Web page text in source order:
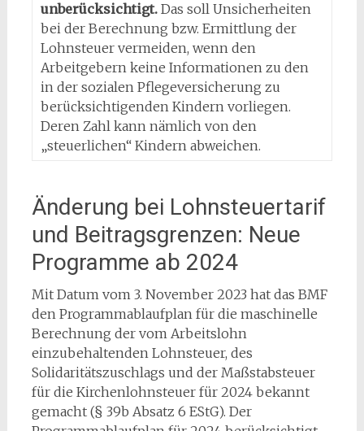
unberücksichtigt.Das soll Unsicherheiten
bei der Berechnung bzw. Ermittlung der
Lohnsteuer vermeiden, wenn den
Arbeitgebern keine Informationen zu den
in der sozialen Pflegeversicherung zu
berücksichtigenden Kindern vorliegen.
Deren Zahl kann nämlich von den
„steuerlichen“ Kindern abweichen.
Änderung bei Lohnsteuertarif
und Beitragsgrenzen: Neue
Programme ab 2024
Mit Datum vom 3. November 2023 hat das BMF
den Programmablaufplan für die maschinelle
Berechnung der vom Arbeitslohn
einzubehaltenden Lohnsteuer, des
Solidaritätszuschlags und der Maßstabsteuer
für die Kirchenlohnsteuer für 2024 bekannt
gemacht (§ 39b Absatz 6 EStG). Der